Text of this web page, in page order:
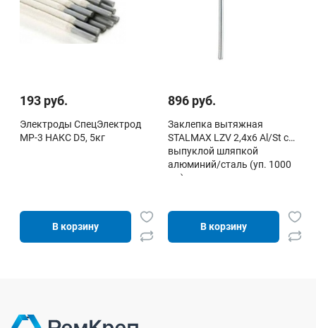
193 руб.
Электроды СпецЭлектрод
МР-3 НАКС D5, 5кг
В корзину
896 руб.
Заклепка вытяжная
STALMAX LZV 2,4х6 Al/St с
выпуклой шляпкой
алюминий/сталь (уп. 1000
шт)
В корзину